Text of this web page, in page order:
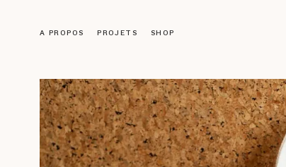
A PROPOS PROJETS SHOP
Objets
LUMINAIRES